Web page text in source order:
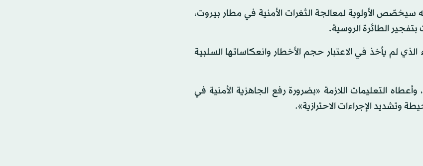
سيخصّص الأولوية لمعالجة الثغرات الأمنية في مطار بيروت،
الطائرة الروسية.
لم يأخذ في الاعتبار حجم الأخطار وانعكاساتها السلبية
التعليمات اللازمة «بضرورة رفع الجاهزية الأمنية في
وتشديد الإجراءات الاحترازية».